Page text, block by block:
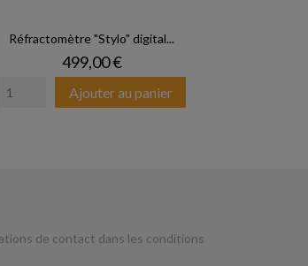
Réfractomètre "Stylo" digital...
Prix
499,00 €
Ajouter au panier
de contact dans les conditions